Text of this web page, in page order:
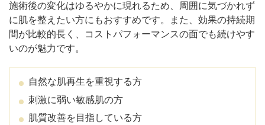
施術後の変化はゆるやかに現れるため、周囲に気づかれず
に肌を整えたい方にもおすすめです。また、効果の持続期
間が比較的長く、コストパフォーマンスの面でも続けやす
いのが魅力です。
自然な肌再生を重視する方
刺激に弱い敏感肌の方
肌質改善を目指している方